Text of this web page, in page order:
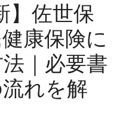
】佐世保
康保険に
｜必要書
れを解